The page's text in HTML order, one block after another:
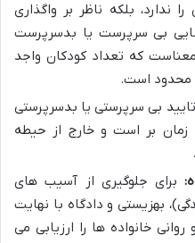
ندارد، بلکه ناظر بر واگذاری
بی سرپرست یا بدسرپرست
که تعداد کودکان واجد
محدود است.
بی سرپرستییا بدسرپرستی
بر است و خارج از حیطه
برای جلوگیری از آسیب های
)، بهزیستی و دادگاه با نهایت
خانواده ها را ارزیابی می